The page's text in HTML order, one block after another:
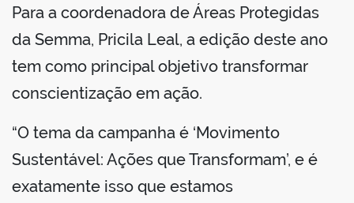
Para a coordenadora de Áreas Protegidas
da Semma, Pricila Leal, a edição deste ano
tem como principal objetivo transformar
conscientização em ação.
“O tema da campanha é ‘Movimento
Sustentável: Ações que Transformam’, e é
exatamente isso que estamos